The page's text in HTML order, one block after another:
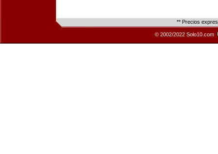
** Precios
© 2002/2022 Solo10.com